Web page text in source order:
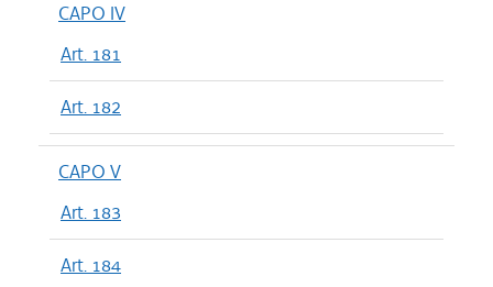
CAPO IV
Art. 181
Art. 182
CAPO V
Art. 183
Art. 184